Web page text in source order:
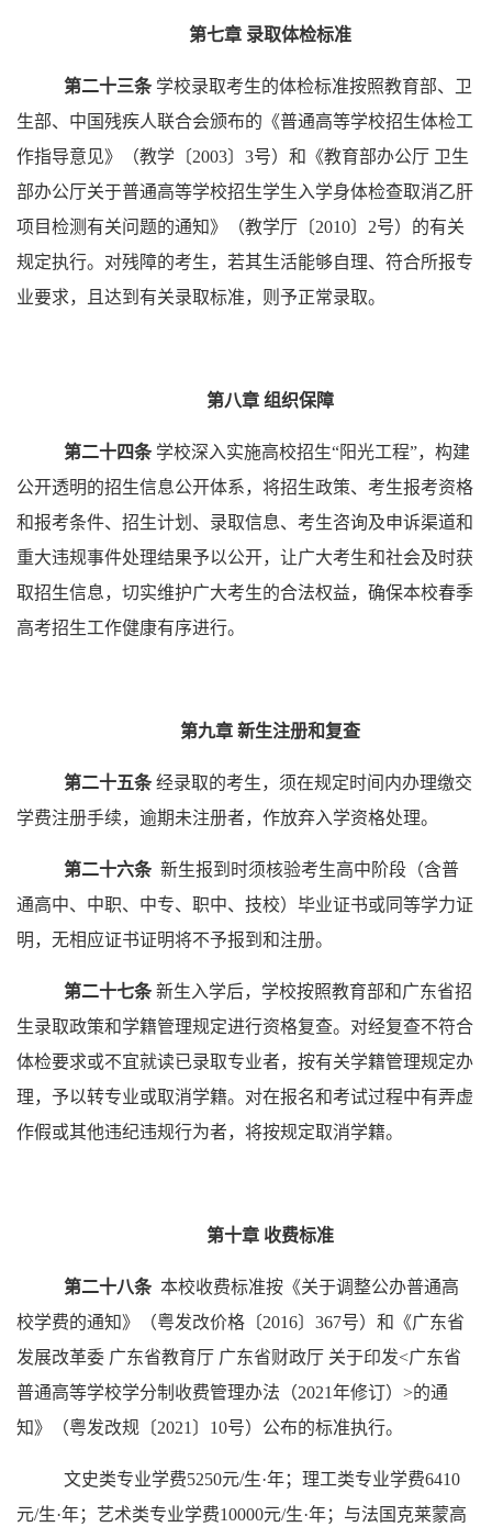
第七章 录取体检标准
第二十三条 学校录取考生的体检标准按照教育部、卫
生部、中国残疾人联合会颁布的《普通高等学校招生体检工
作指导意见》（教学〔2003〕3号）和《教育部办公厅 卫生
部办公厅关于普通高等学校招生学生入学身体检查取消乙肝
项目检测有关问题的通知》（教学厅〔2010〕2号）的有关
规定执行。对残障的考生，若其生活能够自理、符合所报专
业要求，且达到有关录取标准，则予正常录取。
第八章 组织保障
第二十四条 学校深入实施高校招生“阳光工程”，构建
公开透明的招生信息公开体系，将招生政策、考生报考资格
和报考条件、招生计划、录取信息、考生咨询及申诉渠道和
重大违规事件处理结果予以公开，让广大考生和社会及时获
取招生信息，切实维护广大考生的合法权益，确保本校春季
高考招生工作健康有序进行。
第九章 新生注册和复查
第二十五条 经录取的考生，须在规定时间内办理缴交
学费注册手续，逾期未注册者，作放弃入学资格处理。
第二十六条 新生报到时须核验考生高中阶段（含普
通高中、中职、中专、职中、技校）毕业证书或同等学力证
明，无相应证书证明将不予报到和注册。
第二十七条 新生入学后，学校按照教育部和广东省招
生录取政策和学籍管理规定进行资格复查。 对经复查不符合
体检要求或不宜就读已录取专业者，按有关学籍管理规定办
理，予以转专业或取消学籍。对在报名和考试过程中有弄虚
作假或其他违纪违规行为者，将按规定取消学籍。
第十章 收费标准
第二十八条 本校收费标准按《关于调整公办普通高
校学费的通知》（粤发改价格〔2016〕367号）和《广东省
发展改革委 广东省教育厅 广东省财政厅 关于印发<广东省
普通高等学校学分制收费管理办法（2021年修订）>的通
知》（粤发改规〔2021〕10号）公布的标准执行。
文史类专业学费5250元/生·年；理工类专业学费6410
元/生·年；艺术类专业学费10000元/生·年；与法国克莱蒙高